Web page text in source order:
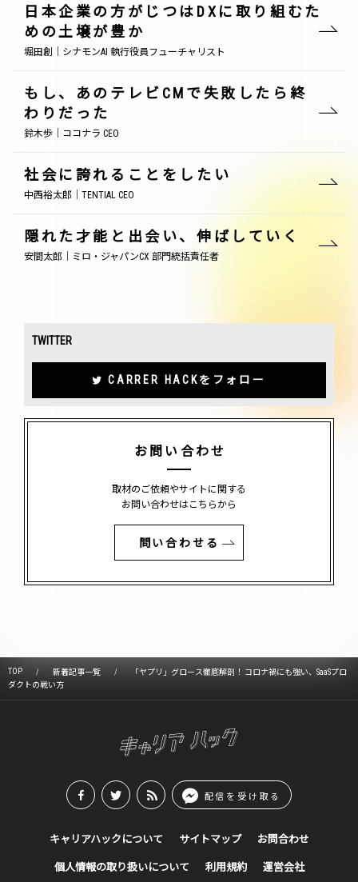
日本企業の方がじつはDXに取り組むた
めの土壌が豊か
堀田創｜シナモンAI 執行役員フューチャリスト
もし、あのテレビCMで失敗したら終
わりだった
鈴木歩｜ココナラ CEO
社会に誇れることをしたい
中西裕太郎｜TENTIAL CEO
隠れた才能と出会い、伸ばしていく
安間太郎｜ミロ・ジャパンCX 部門統括責任者
TWITTER
CARRER HACKをフォロー
お問い合わせ
取材のご依頼やサイトに関する
お問い合わせはこちらから
問い合わせる
TOP 新着記事一覧
「ヤプリ」グロース徹底解剖！ コロナ禍にも強い、SaaSプロ
ダクトの戦い方
配信を受け取る
キャリアハックについて サイトマップ お問合わせ
個人情報の取り扱いについて 利用規約 運営会社